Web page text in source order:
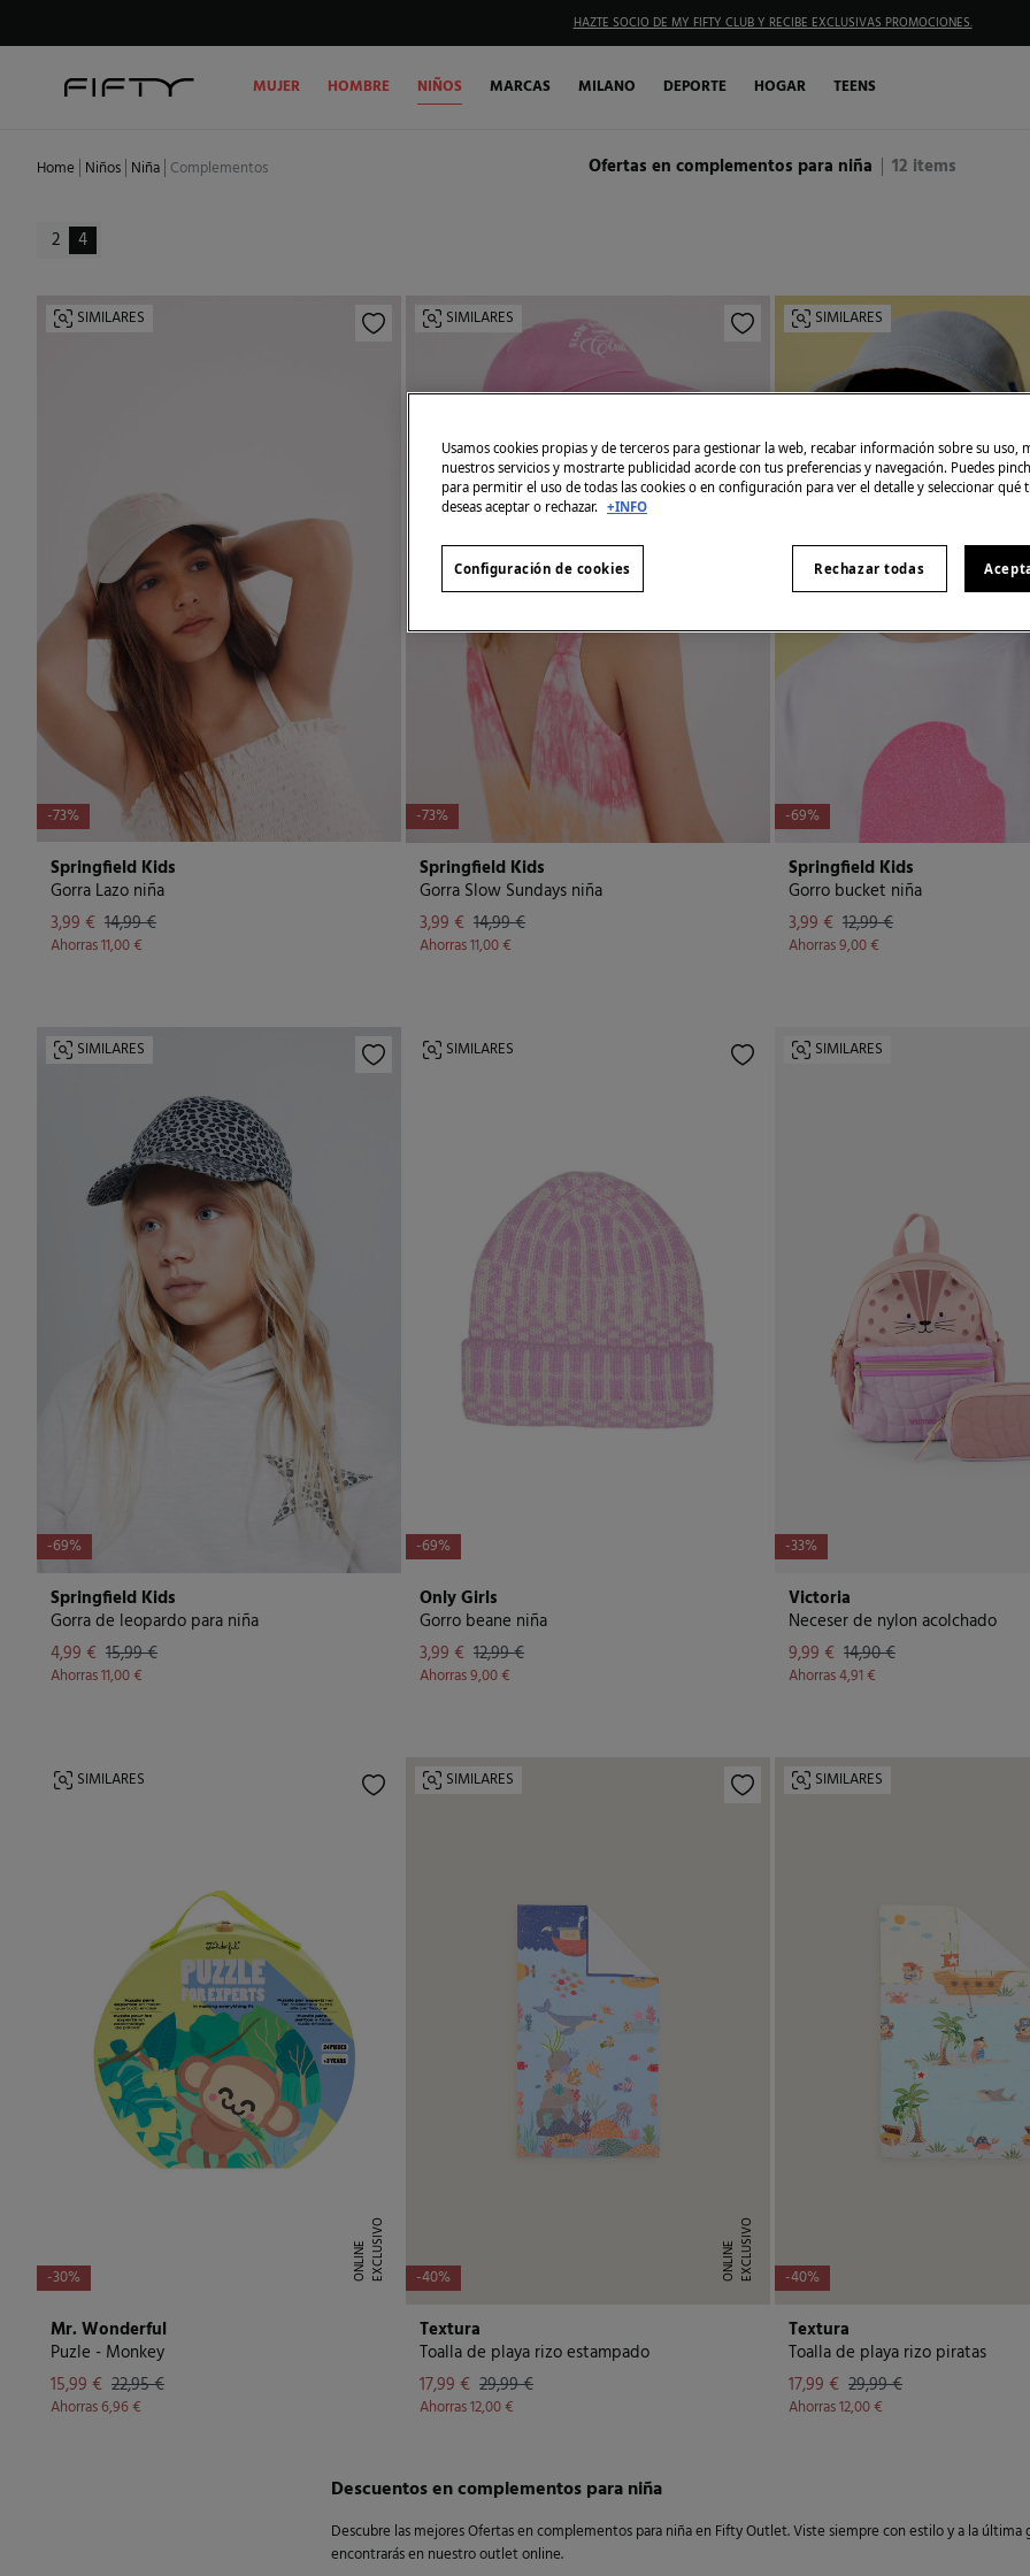
HAZTE SOCIO DE MY FIFTY CLUB Y RECIBE EXCLUSIVAS PROMOCIONES.
MUJER HOMBRE NIÑOS MARCAS MILANO DEPORTE HOGAR TEENS
Home Niños Niña Complementos Ofertas en complementos para niña 12 items
2 4
-73%
SIMILARES
Springfield Kids
Gorra Lazo niña
3,99 € 14,99 €
Ahorras11,00 €
-73%
SIMILARES
Springfield Kids
Gorra Slow Sundays niña
3,99 € 14,99 €
Ahorras11,00 €
-69%
SIMILARES
Springfield Kids
Gorro bucket niña
3,99 € 12,99 €
Ahorras9,00 €
-69%
SIMILARES
Springfield Kids
Gorra de leopardo para niña
4,99 € 15,99 €
Ahorras11,00 €
-69%
SIMILARES
Only Girls
Gorro beane niña
3,99 € 12,99 €
Ahorras9,00 €
-33%
SIMILARES
Victoria
Neceser de nylon acolchado
9,99 € 14,90 €
Ahorras4,91 €
-30% E
X
C
L
U
S I
V
O
O
N
L
I
N
E
SIMILARES
Mr. Wonderful
Puzle - Monkey
15,99 € 22,95 €
Ahorras6,96 €
-40% E
X
C
L
U
S I
V
O
O
N
L
I
N
E
SIMILARES
Textura
Toalla de playa rizo estampado
17,99 € 29,99 €
Ahorras12,00 €
-40%
SIMILARES
Textura
Toalla de playa rizo piratas
17,99 € 29,99 €
Ahorras12,00 €
Descuentos en complementos para niña
Descubre las mejores Ofertas en complementos para niña en Fifty Outlet. Viste siempre con estilo y a la última
encontrarás en nuestro outlet online.
Usamos cookies propias y de terceros para gestionar la web, recabar información sobre su uso,
nuestros servicios y mostrarte publicidad acorde con tus preferencias y navegación. Puedes
para permitir el uso de todas las cookies o en configuración para ver el detalle y seleccionar qué
deseas aceptar o rechazar. +INFO
Rechazar todas
Configuración de cookies